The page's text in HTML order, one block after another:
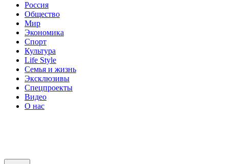
Россия
Общество
Мир
Экономика
Спорт
Культура
Life Style
Семья и жизнь
Эксклюзивы
Спецпроекты
Видео
О нас